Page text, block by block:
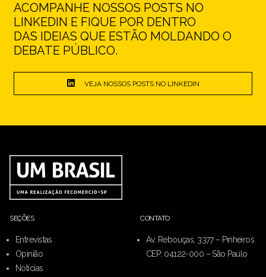
ACOMPANHE NOSSOS POSTS NO
LINKEDIN E FIQUE POR DENTRO
DAS IDEIAS QUE ESTÃO MOLDANDO O
DEBATE PÚBLICO.
VEJA NOSSOS POSTS NO LINKEDIN
SEÇÕES
Entrevistas
Opinião
Notícias
CONTATO
Av. Rebouças, 3377 – Pinheiros
CEP: 04122-000 – São Paulo